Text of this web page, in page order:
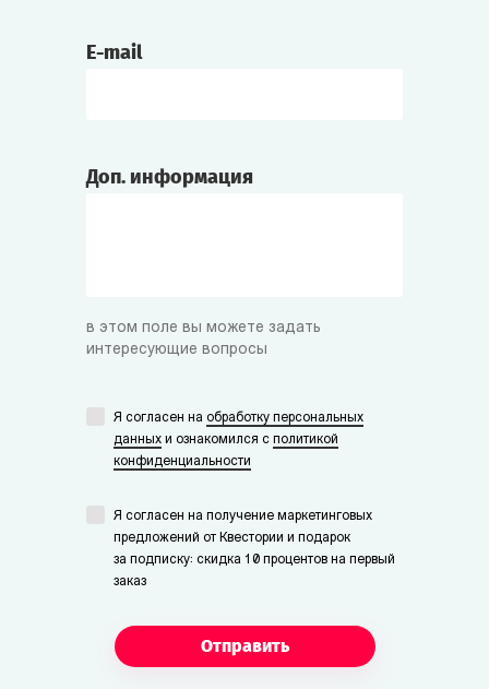
и отравителей.
сокровища, ром и чёрный юмор.
Соратник Чёрной Руки. Мрачный и
нелюдимый, зато очень преданный
Пещерные люди. Немногословны, но
Сотрудники и посетители
E-mail
Доп. информация
в этом поле вы можете задать
интересующие вопросы
Я согласен на обработку персональных
данных и ознакомился с политикой
конфиденциальности
Я согласен на получение маркетинговых
предложений от Квестории и подарок
за подписку: скидка 10 процентов на первый
заказ
Отправить